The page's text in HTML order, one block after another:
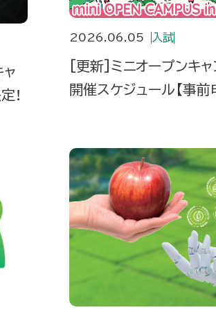
！
2026.06.05 入試
[更新]ミニオープンキャ
開催スケジュール【事前